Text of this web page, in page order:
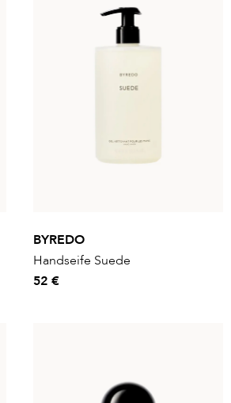
BYREDO
Handseife Suede
52 €